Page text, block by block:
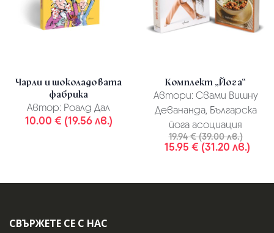
Чарли и шоколадовата
фабрика
Автор: Роалд Дал
10.00 € (19.56 лв.)
Комплект „Йога“
Автори: Свами Вишну
Девананда, Българска
йога асоциация
19.94 € (39.00 лв.)
15.95 € (31.20 лв.)
СВЪРЖЕТЕ СЕ С НАС